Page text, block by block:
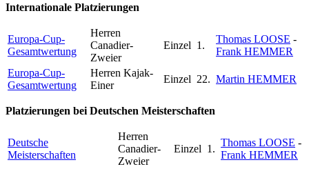
Internationale Platzierungen
Europa-Cup-
Gesamtwertung
Herren
Canadier-
Zweier
Einzel 1.
Thomas LOOSE -
Frank HEMMER
Europa-Cup-
Gesamtwertung
Herren Kajak-
Einer
Einzel 22. Martin HEMMER
Platzierungen bei Deutschen Meisterschaften
Deutsche
Meisterschaften
Herren
Canadier-
Zweier
Einzel 1.
Thomas LOOSE -
Frank HEMMER